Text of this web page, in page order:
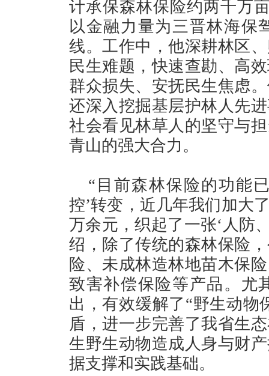
计承保森林保险约两千万
以金融力量为三晋林海保
线。工作中，他深耕林区
民生难题，快速查勘、高
群众损失、安抚民生焦虑
还深入挖掘基层护林人先
社会看见林草人的坚守与
青山的强大合力。
“目前森林保险的功能
控’转变，近几年我们加大
万余元，织起了一张‘人防
绍，除了传统的森林保险
险、未成林造林地苗木保
致害补偿保险等产品。尤
出，有效缓解了“野生动物
盾，进一步完善了我省生
生野生动物造成人身与财
据支撑和实践基础。